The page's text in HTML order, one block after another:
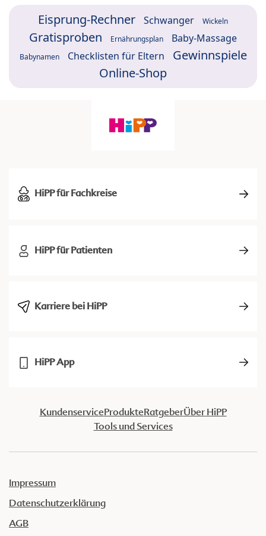
Eisprung-Rechner Schwanger Wickeln
Gratisproben Ernährungsplan Baby-Massage
Babynamen Checklisten für Eltern
Gewinnspiele
Online-Shop
HiPP für Fachkreise
HiPP für Patienten
Karriere bei HiPP
HiPP App
KundenserviceProdukteRatgeberÜber HiPP
Tools und Services
Impressum
Datenschutzerklärung
AGB